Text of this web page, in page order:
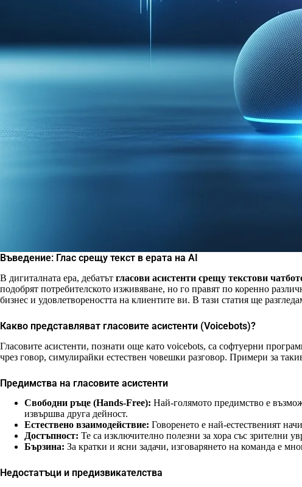
Въведение: Глас срещу текст в ерата на AI
В дигиталната ера, дебатът гласови асистенти срещу текстови
подобрят потребителското изживяване, но го правят по коренно
бизнес и удовлетвореността на клиентите ви. В тази статия ще
Какво представляват гласовите асистенти (Voicebots)?
Гласовите асистенти, познати още като voicebots, са софтуерни
чрез говор, симулирайки естествен човешки разговор. Примери за
Предимства на гласовите асистенти
Свободни ръце (Hands-Free): Най-голямото предимство е
извършва друга дейност.
Естествено взаимодействие: Говоренето е най-естественият
Достъпност: Те са изключително полезни за хора със зрителни
Бързина: За кратки и ясни задачи, изговарянето на команда е
Недостатъци и предизвикателства